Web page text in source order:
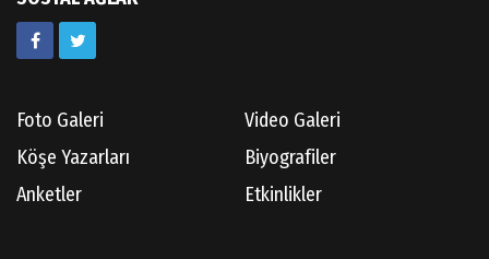
Foto Galeri
Video Galeri
Köşe Yazarları
Biyografiler
Anketler
Etkinlikler